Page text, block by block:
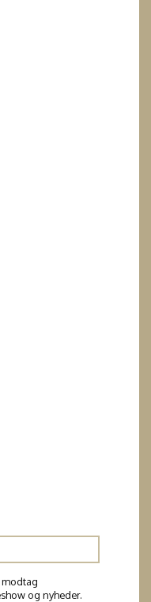
og nyheder.